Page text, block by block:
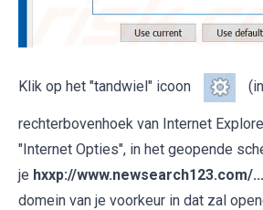
Klik op het "tandwiel" icoon
rechterbovenhoek van Internet
"Internet Opties", in het geopende
je hxxp://www.newsearch123.com/...
domein van je voorkeur in dat zal